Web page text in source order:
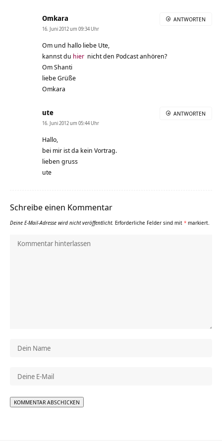
Omkara
16. Juni 2012 um 09:34 Uhr
Om und hallo liebe Ute,
kannst du hier nicht den Podcast anhören?
Om Shanti
liebe Grüße
Omkara
ANTWORTEN
ute
16. Juni 2012 um 05:44 Uhr
Hallo,
bei mir ist da kein Vortrag.
lieben gruss
ute
ANTWORTEN
Schreibe einen Kommentar
Deine E-Mail-Adresse wird nicht veröffentlicht. Erforderliche Felder sind mit * markiert.